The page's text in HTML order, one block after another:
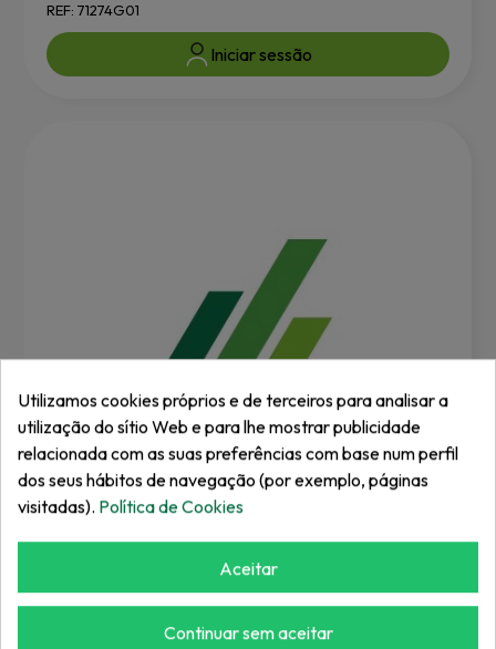
REF: 71274G01
Iniciar sessão
Assento Premium Rxv Com Encosto...
Utilizamos cookies próprios e de terceiros para analisar a
utilização do sítio Web e para lhe mostrar publicidade
relacionada com as suas preferências com base num perfil
dos seus hábitos de navegação (por exemplo, páginas
visitadas). Política de Cookies
Aceitar
Continuar sem aceitar